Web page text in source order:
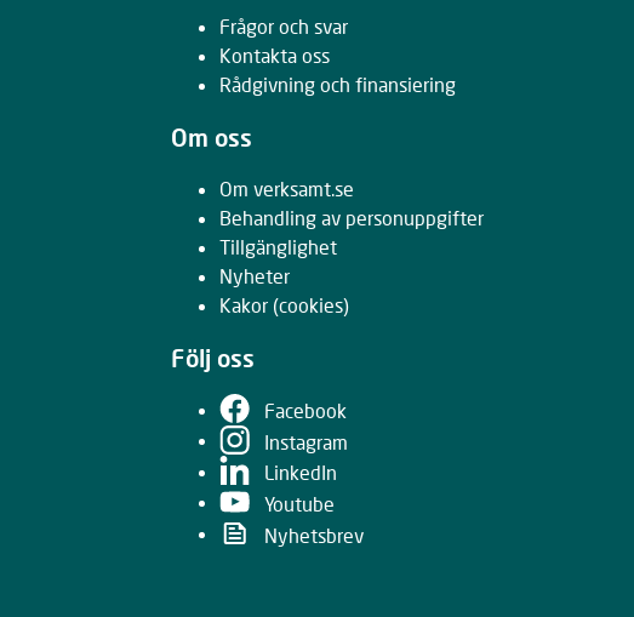
Frågor och svar
Kontakta oss
Rådgivning och finansiering
Om oss
Om verksamt.se
Behandling av personuppgifter
Tillgänglighet
Nyheter
Kakor (cookies)
Följ oss
Facebook
Instagram
LinkedIn
Youtube
Nyhetsbrev